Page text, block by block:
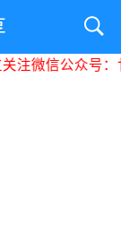
注微信公众号：